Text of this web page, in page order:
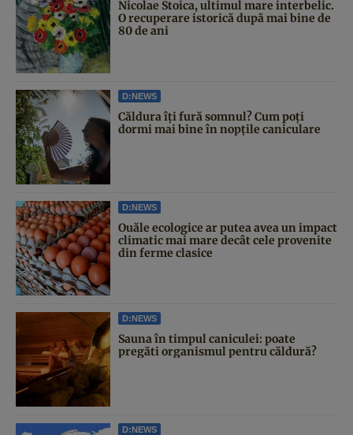
Nicolae Stoica, ultimul mare interbelic.
O recuperare istorică după mai bine de
80 de ani
D:NEWS
Căldura îți fură somnul? Cum poți
dormi mai bine în nopțile caniculare
D:NEWS
Ouăle ecologice ar putea avea un impact
climatic mai mare decât cele provenite
din ferme clasice
D:NEWS
Sauna în timpul caniculei: poate
pregăti organismul pentru căldură?
D:NEWS